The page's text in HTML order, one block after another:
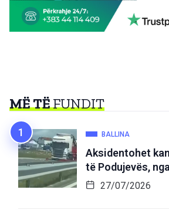
MË TËFUNDIT
BALLINA
Aksidentohet
të Podujevës,
27/07/2026